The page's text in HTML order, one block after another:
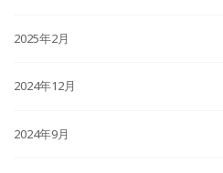
2025年2月
2024年12月
2024年9月